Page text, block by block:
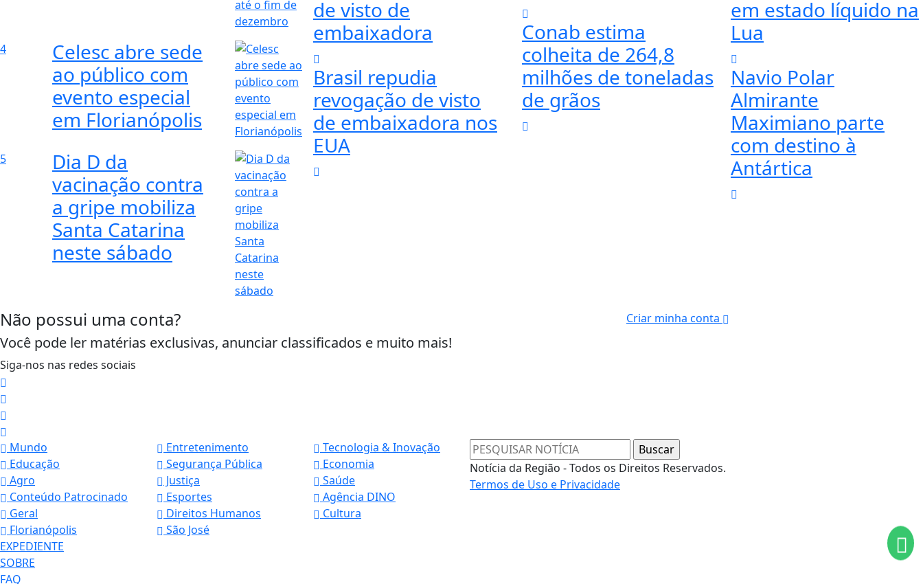
4
Celesc abre sede
ao público com
evento especial
em Florianópolis
5
Dia D da
vacinação contra
a gripe mobiliza
Santa Catarina
neste sábado
de visto de
embaixadora
Brasil repudia
revogação de visto
de embaixadora nos
EUA
Conab estima
colheita de 264,8
milhões de toneladas
de grãos
em estado líquido na
Lua
Navio Polar
Almirante
Maximiano parte
com destino à
Antártica
Não possui uma conta?
Você pode ler matérias exclusivas, anunciar classificados e muito mais!
Criar minha conta
Siga-nos nas redes sociais
Mundo Entretenimento
Tecnologia & Inovação
Educação
Segurança Pública
Economia
Agro
Justiça
Saúde
Conteúdo Patrocinado
Esportes
Agência DINO
Geral
Direitos Humanos
Cultura
Florianópolis
São José
Notícia da Região - Todos os Direitos Reservados.
Termos de Uso e Privacidade
EXPEDIENTE
SOBRE
FAQ
Termos de Uso e Privacidade
Esse site utiliza cookies para melhorar sua experiência de navegação. Ao continuar o acesso, entendemos que você
concorda com nossos Termos de Uso e Privacidade.